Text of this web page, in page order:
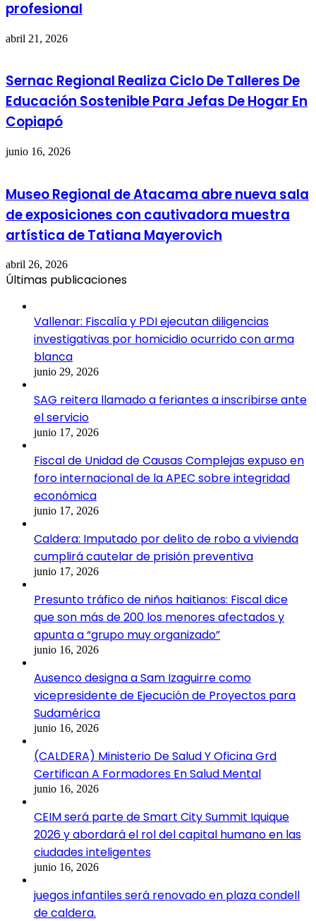
profesional
abril 21, 2026
Sernac Regional Realiza Ciclo De Talleres De
Educación Sostenible Para Jefas De Hogar En
Copiapó
junio 16, 2026
Museo Regional de Atacama abre nueva sala
de exposiciones con cautivadora muestra
artística de Tatiana Mayerovich
abril 26, 2026
Últimas publicaciones
Vallenar: Fiscalía y PDI ejecutan diligencias
investigativas por homicidio ocurrido con arma
blanca
junio 29, 2026
SAG reitera llamado a feriantes a inscribirse ante
el servicio
junio 17, 2026
Fiscal de Unidad de Causas Complejas expuso en
foro internacional de la APEC sobre integridad
económica
junio 17, 2026
Caldera: Imputado por delito de robo a vivienda
cumplirá cautelar de prisión preventiva
junio 17, 2026
Presunto tráfico de niños haitianos: Fiscal dice
que son más de 200 los menores afectados y
apunta a “grupo muy organizado”
junio 16, 2026
Ausenco designa a Sam Izaguirre como
vicepresidente de Ejecución de Proyectos para
Sudamérica
junio 16, 2026
(CALDERA) Ministerio De Salud Y Oficina Grd
Certifican A Formadores En Salud Mental
junio 16, 2026
CEIM será parte de Smart City Summit Iquique
2026 y abordará el rol del capital humano en las
ciudades inteligentes
junio 16, 2026
juegos infantiles será renovado en plaza condell
de caldera.